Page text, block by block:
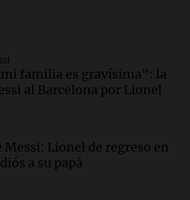
un puente
en Mendoza: un muerto
tras caer dos autos desde
esta noche a
a su familia
familia es gravísima": la
al Barcelona por Lionel
Messi: Lionel de regreso en
a su papá